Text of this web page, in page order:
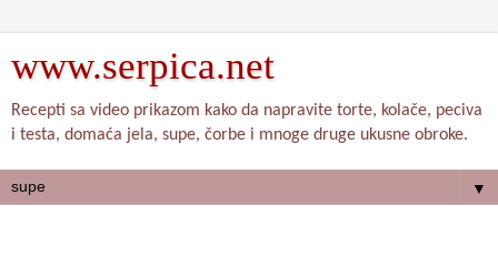
www.serpica.net
Recepti sa video prikazom kako da napravite torte, kolače, peciva
i testa, domaća jela, supe, čorbe i mnoge druge ukusne obroke.
▼